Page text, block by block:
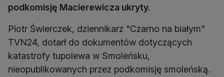
podkomisję Macierewicza ukryty.
Piotr Świerczek, dziennikarz "Czarno na białym"
TVN24, dotarł do dokumentów dotyczących
katastrofy tupolewa w Smoleńsku,
nieopublikowanych przez podkomisję smoleńską.